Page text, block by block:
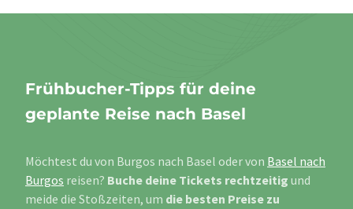
Frühbucher-Tipps für deine
geplante Reise nach Basel
Möchtest du von Burgos nach Basel oder von Basel nach
Burgos reisen? Buche deine Tickets rechtzeitig und
meide die Stoßzeiten, um die besten Preise zu